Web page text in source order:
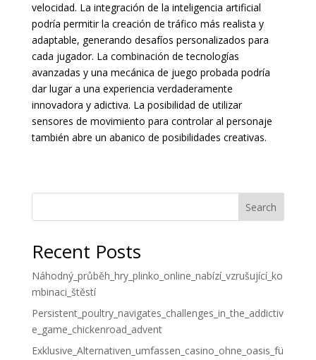
velocidad. La integración de la inteligencia artificial
podría permitir la creación de tráfico más realista y
adaptable, generando desafíos personalizados para
cada jugador. La combinación de tecnologías
avanzadas y una mecánica de juego probada podría
dar lugar a una experiencia verdaderamente
innovadora y adictiva. La posibilidad de utilizar
sensores de movimiento para controlar al personaje
también abre un abanico de posibilidades creativas.
Search
Recent Posts
Náhodný_průběh_hry_plinko_online_nabízí_vzrušující_ko
mbinaci_štěstí
Persistent_poultry_navigates_challenges_in_the_addictiv
e_game_chickenroad_advent
Exklusive_Alternativen_umfassen_casino_ohne_oasis_fü